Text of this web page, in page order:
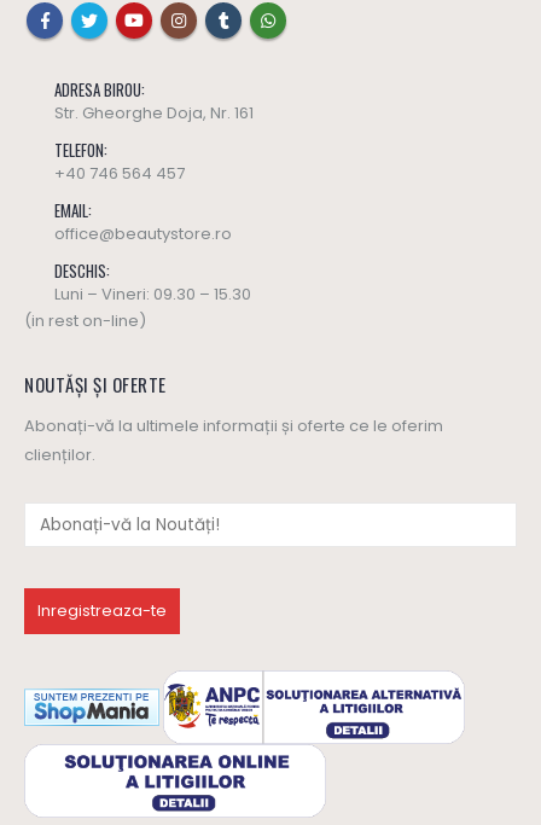
ADRESA BIROU:
Str. Gheorghe Doja, Nr. 161
TELEFON:
EMAIL:
office@beautystore.ro
DESCHIS:
Luni – Vineri: 09.30 – 15.30
NOUTĂȘI ȘI OFERTE
Abonați-vă la ultimele informații și oferte ce le oferim
clienților.